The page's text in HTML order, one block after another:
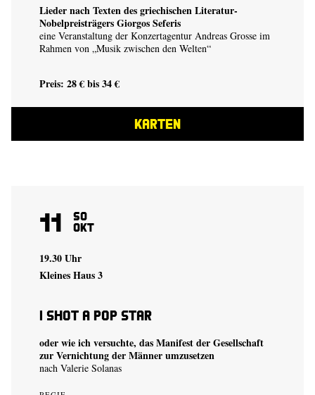
Lieder nach Texten des griechischen Literatur-
Nobelpreisträgers Giorgos Seferis
eine Veranstaltung der Konzertagentur Andreas Grosse im
Rahmen von „Musik zwischen den Welten“
Preis: 28 € bis 34 €
KARTEN
11 So
Okt
19.30 Uhr
Kleines Haus 3
I shot a Pop Star
oder wie ich versuchte, das Manifest der Gesellschaft
zur Vernichtung der Männer umzusetzen
nach Valerie Solanas